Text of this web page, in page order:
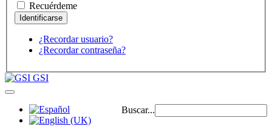
Recuérdeme
¿Recordar usuario?
¿Recordar contraseña?
GSI
Buscar...